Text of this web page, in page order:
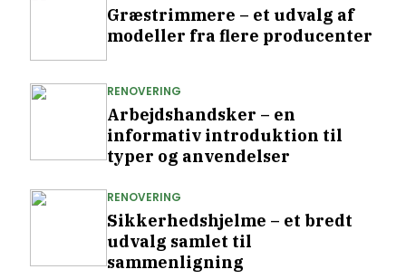
Græstrimmere – et udvalg af
modeller fra flere producenter
Arbejdshandsker – en
informativ introduktion til
typer og anvendelser
RENOVERING
Sikkerhedshjelme – et bredt
udvalg samlet til
sammenligning
RENOVERING